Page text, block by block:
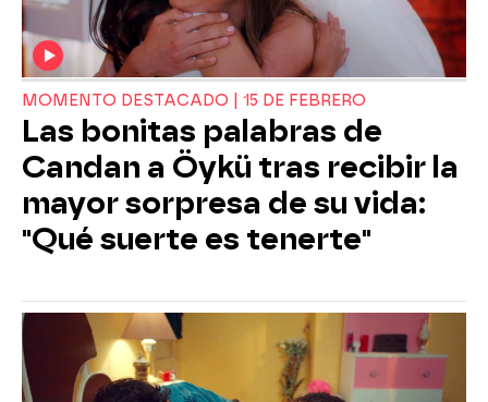
MOMENTO DESTACADO | 15 DE FEBRERO
Las bonitas palabras de
Candan a Öykü tras recibir la
mayor sorpresa de su vida:
"Qué suerte es tenerte"